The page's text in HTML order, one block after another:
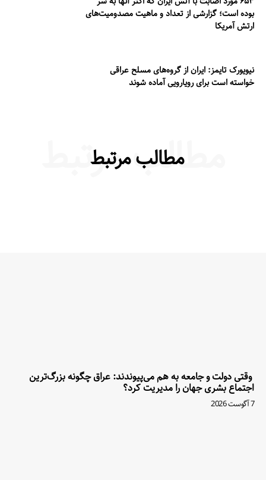
بوده است؛ گزارشی از تعداد و ماهیت مصدومیت‌های
ارتش آمریکا
نیویورک تایمز: ایران از گروه‌های مسلح عراقی
خواسته است برای رویارویی آماده شوند
مطالب مرتبط
مطالب مرتبط
وقتی دولت و جامعه به هم می‌پیوندند: عراق چگونه بزرگ‌ترین
اجتماع بشری جهان را مدیریت کرد؟
7 آگوست 2026